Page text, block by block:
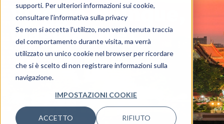
supporti. Per ulteriori informazioni sui cookie,
consultare l'informativa sulla privacy
Se non si accetta l'utilizzo, non verrà tenuta traccia
del comportamento durante visita, ma verrà
utilizzato un unico cookie nel browser per ricordare
che si è scelto di non registrare informazioni sulla
navigazione.
IMPOSTAZIONI COOKIE
ACCETTO RIFIUTO
Viaggia ovunque,
viaggia Ovet.